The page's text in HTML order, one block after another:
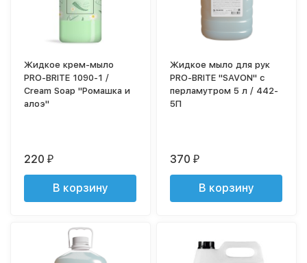
Жидкое крем-мыло
PRO-BRITE 1090-1 /
Cream Soap "Ромашка и
алоэ"
220₽
В корзину
Жидкое мыло для рук
PRO-BRITE "SAVON" с
перламутром 5 л / 442-
5П
370₽
В корзину